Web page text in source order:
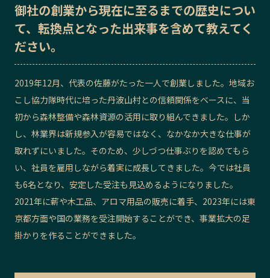
お問い合わせ 会社概要
御社の創業から現在に至るまでの歴史につい
て、転換点となった出来事を含めて教えてく
ださい。
2019年12月、代表の佐藤がたった一人で創業しました。地域お
こし協力隊時代に培った丹波山村との信頼関係をベースに、当
初から森林整備や森林資源の活用に取り組んできました。しか
し、林業界は新規参入が容易ではなく、なかなか大きな仕事が
取れずにいました。そのため、少しづつ仕事ぶりを認めてもら
い、社員を雇用しながら着実に成長してきました。今では社員
も6名となり、安定した受注も見込めるようになりました。
2021年に薪や木工品、アロマ用品の販売に着手、2023年には東
京都方面や国の業務を受注開始することができ、事業拡大の足
掛かりを作ることができました。